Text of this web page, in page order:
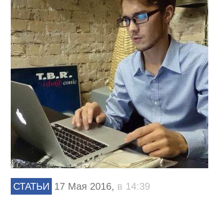
СТАТЬИ 17 Мая 2016, в 14:39